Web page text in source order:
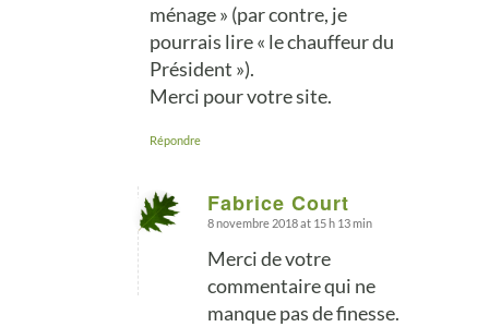
ménage » (par contre, je
pourrais lire « le chauffeur du
Président »).
Merci pour votre site.
Répondre
Fabrice Court
says:
8 novembre 2018 at 15 h 13 min
Merci de votre
commentaire qui ne
manque pas de finesse.